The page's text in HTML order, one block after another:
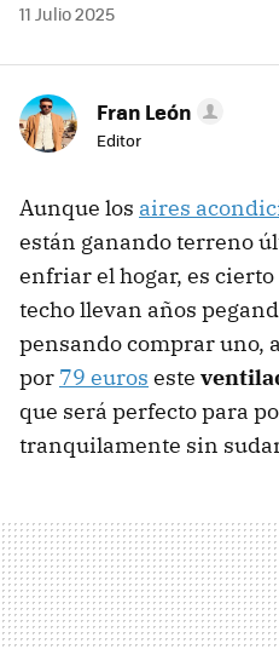
11 Julio 2025
Fran León
Editor
Aunque los aires
están ganando terreno
enfriar el hogar, es
techo llevan años
pensando comprar uno,
por 79 euros este
que será perfecto para
tranquilamente sin